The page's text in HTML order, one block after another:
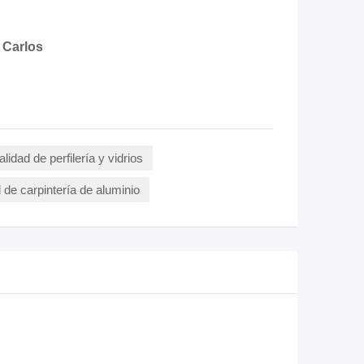
de perfilería y vidrios
carpintería de aluminio